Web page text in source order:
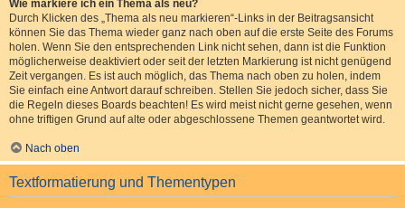
Wie markiere ich ein Thema als neu?
Durch Klicken des „Thema als neu markieren“-Links in der Beitragsansicht
können Sie das Thema wieder ganz nach oben auf die erste Seite des Forums
holen. Wenn Sie den entsprechenden Link nicht sehen, dann ist die Funktion
möglicherweise deaktiviert oder seit der letzten Markierung ist nicht genügend
Zeit vergangen. Es ist auch möglich, das Thema nach oben zu holen, indem
Sie einfach eine Antwort darauf schreiben. Stellen Sie jedoch sicher, dass Sie
die Regeln dieses Boards beachten! Es wird meist nicht gerne gesehen, wenn
ohne triftigen Grund auf alte oder abgeschlossene Themen geantwortet wird.
Nach oben
Textformatierung und Thementypen